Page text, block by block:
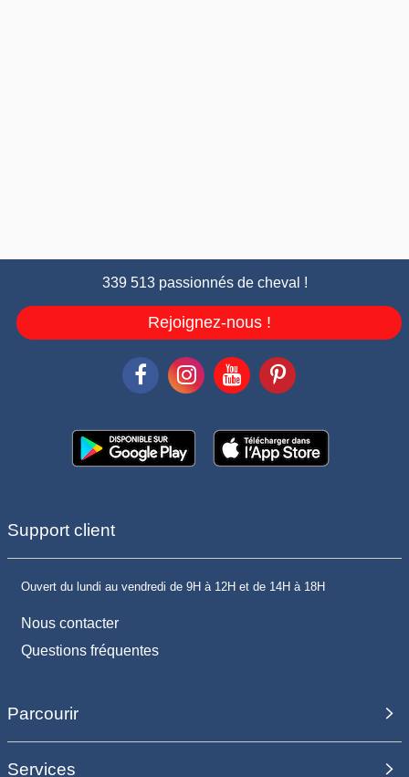
339 513 passionnés de cheval !
Rejoignez-nous !
Support client
Ouvert du lundi au vendredi de 9H à 12H et de 14H à 18H
Nous contacter
Questions fréquentes
Parcourir
Services